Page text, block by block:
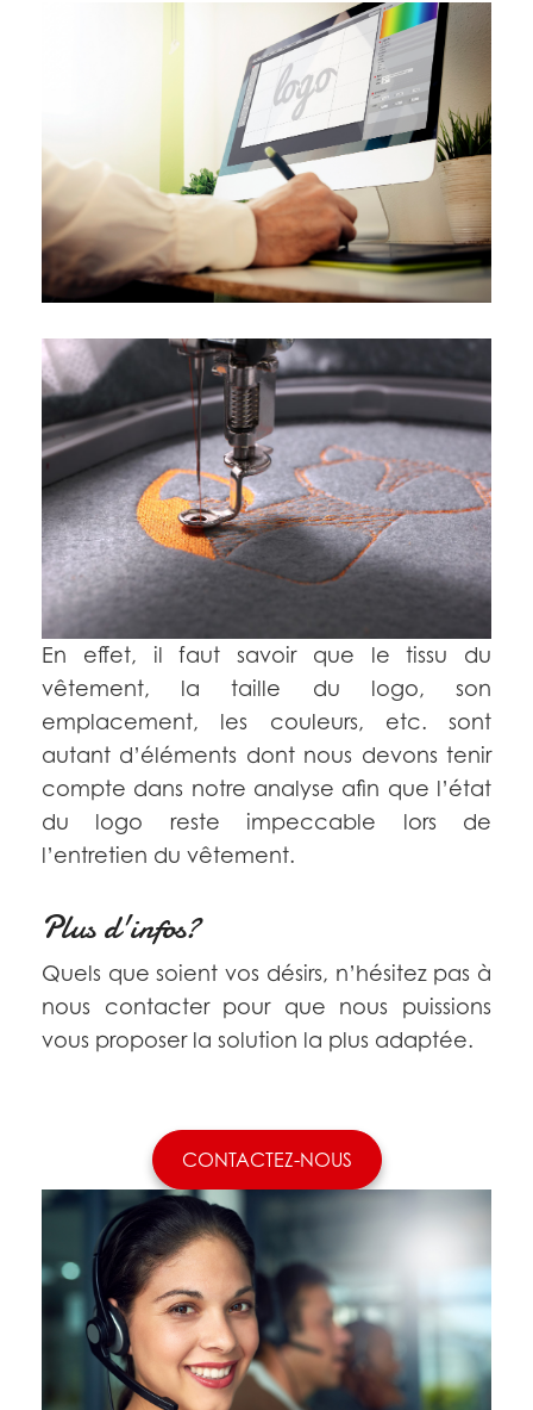
En effet, il faut savoir que le tissu du
vêtement, la taille du logo, son
emplacement, les couleurs, etc. sont
autant d’éléments dont nous devons tenir
compte dans notre analyse afin que l’état
du logo reste impeccable lors de
l’entretien du vêtement.
Plus d'infos?
Quels que soient vos désirs, n’hésitez pas à
nous contacter pour que nous puissions
vous proposer la solution la plus adaptée.
CONTACTEZ-NOUS